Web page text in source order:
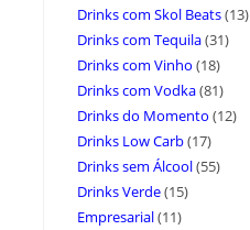
Drinks com Skol Beats(13)
Drinks com Tequila(31)
Drinks com Vinho (18)
Drinks com Vodka(81)
Drinks do Momento (12)
Drinks Low Carb(17)
Drinks sem Álcool(55)
Drinks Verde(15)
Empresarial(11)